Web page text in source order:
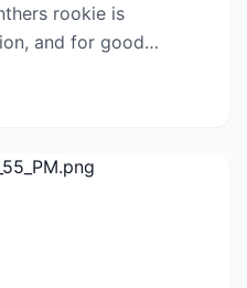
rookie is
and for good